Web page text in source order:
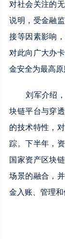
对社会关注的
说明，受金融
接等因素影响
对此向广大办
金安全为最高原
刘军介绍
块链平台与穿
的技术特性，
踪。下半年，
国家资产区块
场景的融合，
金入账、管理和